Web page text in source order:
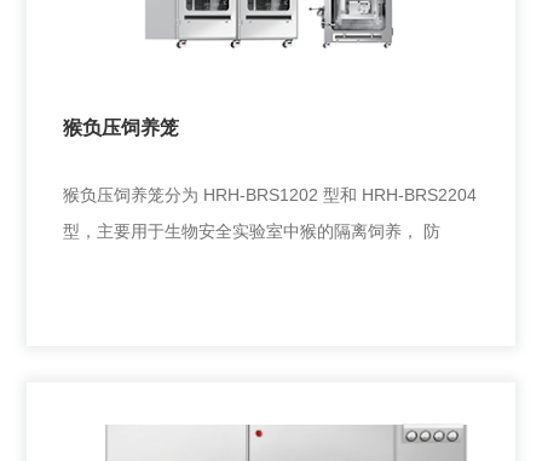
负压解剖柜是针对中小型动物解剖时的生物安全要求设
猴负压饲养笼
猴负压饲养笼分为 HRH-BRS1202 型和 HRH-BRS2204
型，主要用于生物安全实验室中猴的隔离饲养， 防